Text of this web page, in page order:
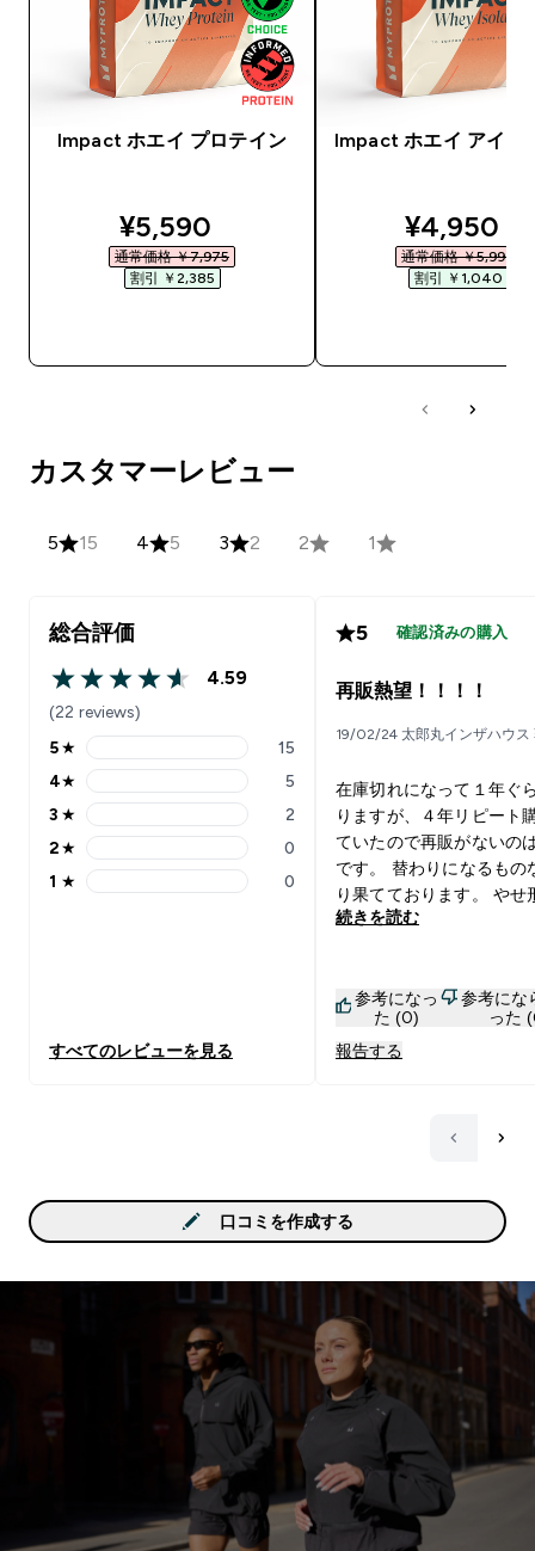
Impact ホエイ プロテイン
discounted price
¥5,590‎
通常価格 ￥7,975‎
割引 ￥2,385‎
Impact ホエイ アイソ
¥4,950‎
通常価格 ￥5,990‎
割引 ￥1,040‎
カスタマーレビュー
5 15 4 5 3 2 2 1
総合評価
4.59 out of 5 stars
4.59
(22 reviews)
5 stars rating 15 reviews
5★ 15
4 stars rating 5 reviews
4★ 5
3 stars rating 2 reviews
3 ★ 2
2 stars rating 0 reviews
2★ 0
1 stars rating 0 reviews
1 ★ 0
すべてのレビューを見る
5 確認済みの購入
再販熱望！！！！
19/02/24 太郎丸インザハウス
在庫切れになって１年ぐ
りますが、４年リピート
ていたので再販がないの
です。 替わりになるもの
り果てております。 やせ
だった自分を変えてくれ
続きを読む
参考になっ
た (0)
参考にな
った
報告する
口コミを作成する